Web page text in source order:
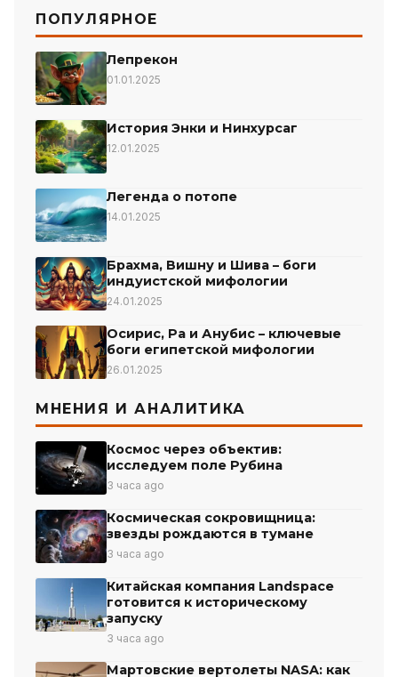
ПОПУЛЯРНОЕ
Лепрекон
01.01.2025
История Энки и Нинхурсаг
12.01.2025
Легенда о потопе
14.01.2025
Брахма, Вишну и Шива – боги
индуистской мифологии
24.01.2025
Осирис, Ра и Анубис – ключевые
боги египетской мифологии
26.01.2025
МНЕНИЯ И АНАЛИТИКА
Космос через объектив:
исследуем поле Рубина
3 часа ago
Космическая сокровищница:
звезды рождаются в тумане
3 часа ago
Китайская компания Landspace
готовится к историческому
запуску
3 часа ago
Мартовские вертолеты NASA: как